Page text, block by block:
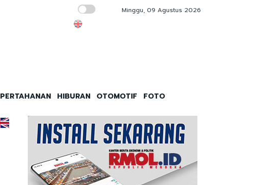
Kebakaran Gedung Bapenda Tak Ganggu
Minggu, 09 Agustus 2026
PERTAHANAN HIBURAN OTOMOTIF FOTO